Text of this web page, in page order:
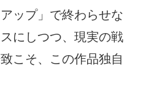
ップ」で終わらせな
にしつつ、現実の戦
こそ、この作品独自